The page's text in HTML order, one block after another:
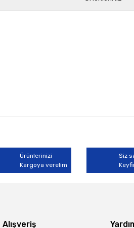
tarafımıza iletebilirsiniz.
Ürünlerinizi
Kargoya verelim
Siz
Alışveriş